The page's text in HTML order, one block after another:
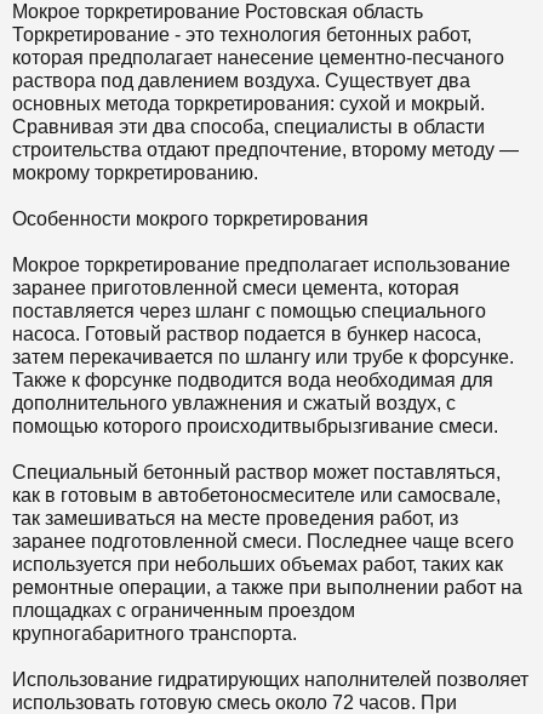
Мокрое торкретирование Ростовская область
Торкретирование - это технология бетонных работ,
которая предполагает нанесение цементно-песчаного
раствора под давлением воздуха. Существует два
основных метода торкретирования: сухой и мокрый.
Сравнивая эти два способа, специалисты в области
строительства отдают предпочтение, второму методу —
мокрому торкретированию.
Особенности мокрого торкретирования
Мокрое торкретирование предполагает использование
заранее приготовленной смеси цемента, которая
поставляется через шланг с помощью специального
насоса. Готовый раствор подается в бункер насоса,
затем перекачивается по шлангу или трубе к форсунке.
Также к форсунке подводится вода необходимая для
дополнительного увлажнения и сжатый воздух, с
помощью которого происходитвыбрызгивание смеси.
Специальный бетонный раствор может поставляться,
как в готовым в автобетоносмесителе или самосвале,
так замешиваться на месте проведения работ, из
заранее подготовленной смеси. Последнее чаще всего
используется при небольших объемах работ, таких как
ремонтные операции, а также при выполнении работ на
площадках с ограниченным проездом
крупногабаритного транспорта.
Использование гидратирующих наполнителей позволяет
использовать готовую смесь около 72 часов. При